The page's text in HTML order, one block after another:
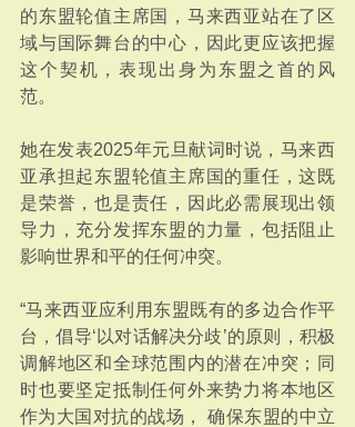
的东盟轮值主席国，马来西亚站在了区
域与国际舞台的中心，因此更应该把握
这个契机，表现出身为东盟之首的风
范。
她在发表2025年元旦献词时说，马来西
亚承担起东盟轮值主席国的重任，这既
是荣誉，也是责任，因此必需展现出领
导力，充分发挥东盟的力量，包括阻止
影响世界和平的任何冲突。
“马来西亚应利用东盟既有的多边合作平
台，倡导‘以对话解决分歧’的原则，积极
调解地区和全球范围内的潜在冲突；同
时也要坚定抵制任何外来势力将本地区
作为大国对抗的战场， 确保东盟的中立